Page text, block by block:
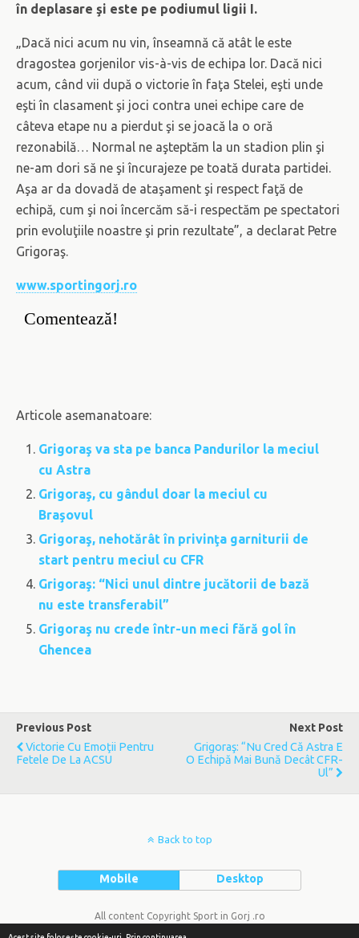
în deplasare şi este pe podiumul ligii I.
„Dacă nici acum nu vin, înseamnă că atât le este
dragostea gorjenilor vis-à-vis de echipa lor. Dacă nici
acum, când vii după o victorie în faţa Stelei, eşti unde
eşti în clasament şi joci contra unei echipe care de
câteva etape nu a pierdut şi se joacă la o oră
rezonabilă… Normal ne aşteptăm la un stadion plin şi
ne-am dori să ne şi încurajeze pe toată durata partidei.
Aşa ar da dovadă de ataşament şi respect faţă de
echipă, cum şi noi încercăm să-i respectăm pe spectatori
prin evoluţiile noastre şi prin rezultate”, a declarat Petre
Grigoraş.
www.sportingorj.ro
Comentează!
Articole asemanatoare:
Grigoraş va sta pe banca Pandurilor la meciul
cu Astra
Grigoraş, cu gândul doar la meciul cu
Braşovul
Grigoraş, nehotărât în privinţa garniturii de
start pentru meciul cu CFR
Grigoraş: “Nici unul dintre jucătorii de bază
nu este transferabil”
Grigoraş nu crede într-un meci fără gol în
Ghencea
Previous Post
Victorie Cu Emoţii Pentru
Fetele De La ACSU
Next Post
Grigoraş: “Nu Cred Că Astra E
O Echipă Mai Bună Decât CFR-
Ul”
Back to top
Mobile Desktop
All content Copyright Sport in Gorj .ro